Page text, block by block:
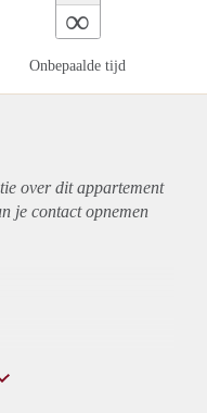
∞
Onbepaalde tijd
over ditappartement
je contact opnemen